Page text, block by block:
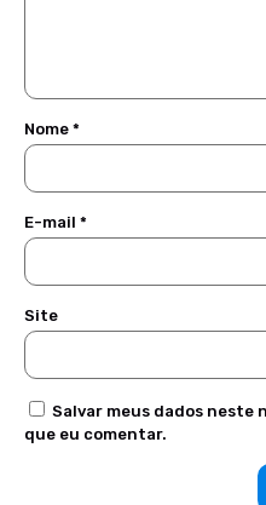
Nome *
E-mail *
Site
Salvar meus dados neste
que eu comentar.